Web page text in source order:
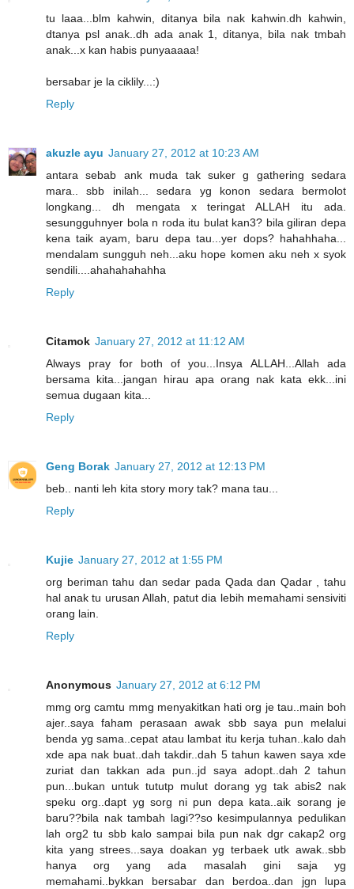
tu laaa...blm kahwin, ditanya bila nak kahwin.dh kahwin,
dtanya psl anak..dh ada anak 1, ditanya, bila nak tmbah
anak...x kan habis punyaaaaa!
bersabar je la ciklily...:)
Reply
akuzle ayu January 27, 2012 at 10:23 AM
antara sebab ank muda tak suker g gathering sedara
mara.. sbb inilah... sedara yg konon sedara bermolot
longkang... dh mengata x teringat ALLAH itu ada.
sesungguhnyer bola n roda itu bulat kan3? bila giliran depa
kena taik ayam, baru depa tau...yer dops? hahahhaha...
mendalam sungguh neh...aku hope komen aku neh x syok
sendili....ahahahahahha
Reply
Citamok January 27, 2012 at 11:12 AM
Always pray for both of you...Insya ALLAH...Allah ada
bersama kita...jangan hirau apa orang nak kata ekk...ini
semua dugaan kita...
Reply
Geng Borak January 27, 2012 at 12:13 PM
beb.. nanti leh kita story mory tak? mana tau...
Reply
Kujie January 27, 2012 at 1:55 PM
org beriman tahu dan sedar pada Qada dan Qadar , tahu
hal anak tu urusan Allah, patut dia lebih memahami sensiviti
orang lain.
Reply
Anonymous January 27, 2012 at 6:12 PM
mmg org camtu mmg menyakitkan hati org je tau..main boh
ajer..saya faham perasaan awak sbb saya pun melalui
benda yg sama..cepat atau lambat itu kerja tuhan..kalo dah
xde apa nak buat..dah takdir..dah 5 tahun kawen saya xde
zuriat dan takkan ada pun..jd saya adopt..dah 2 tahun
pun...bukan untuk tututp mulut dorang yg tak abis2 nak
speku org..dapt yg sorg ni pun depa kata..aik sorang je
baru??bila nak tambah lagi??so kesimpulannya pedulikan
lah org2 tu sbb kalo sampai bila pun nak dgr cakap2 org
kita yang strees...saya doakan yg terbaek utk awak..sbb
hanya org yang ada masalah gini saja yg
memahami..bykkan bersabar dan berdoa..dan jgn lupa